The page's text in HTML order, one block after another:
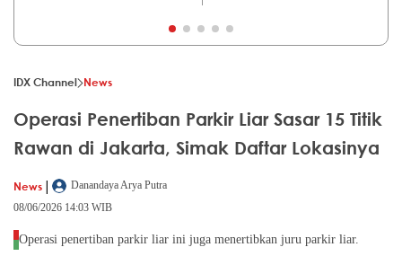
IDX Channel News
Operasi Penertiban Parkir Liar Sasar 15 Titik
Rawan di Jakarta, Simak Daftar Lokasinya
News |
Danandaya Arya Putra
08/06/2026 14:03 WIB
Operasi penertiban parkir liar ini juga menertibkan juru parkir liar.